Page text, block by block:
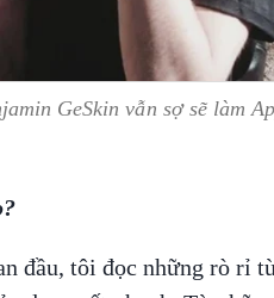
GeSkin vẫn sợ sẽ làm
đầu, tôi đọc những rò rỉ